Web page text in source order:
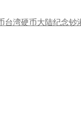
台湾硬币大陆纪念钞